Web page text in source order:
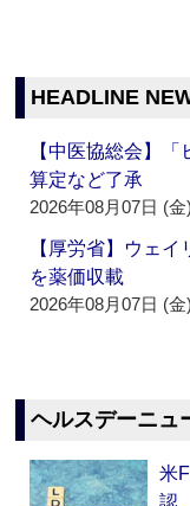
HEADLINE
【中医協総会】
算定など了承
2026年08月07日 (金)
【厚労省】ウェ
を薬価収載
2026年08月07日 (金)
ヘルスデーニュ
米